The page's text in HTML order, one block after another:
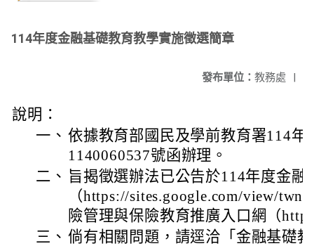
114年度金融基礎教育教學實施徵選簡章
發布單位： 教務處 |
說明：
一、 依據教育部國民及學前教育署114年
1140060537號函辦理。
二、 旨揭徵選辦法已公告於114年度金融
（https://sites.google.com/view/
險管理與保險教育推廣入口網（
三、 倘有相關問題，請逕洽「金融基礎